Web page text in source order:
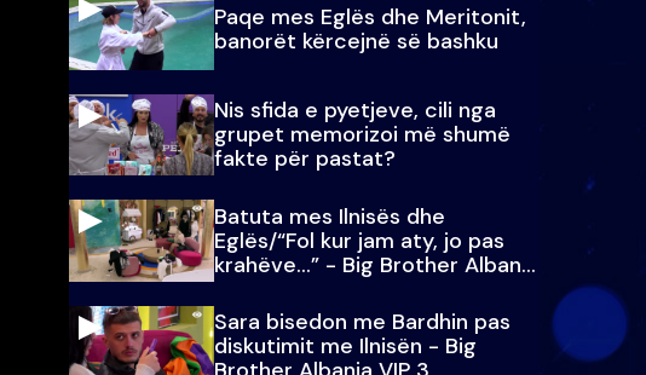
Paqe mes Eglës dhe Meritonit,
banorët kërcejnë së bashku
Nis sfida e pyetjeve, cili nga
grupet memorizoi më shumë
fakte për pastat?
Batuta mes Ilnisës dhe
Eglës/“Fol kur jam aty, jo pas
krahëve…” - Big Brother Albania
VIP 3
Sara bisedon me Bardhin pas
diskutimit me Ilnisën - Big